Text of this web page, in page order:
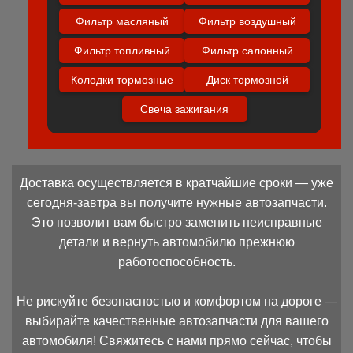
Фильтр масляный Фильтр воздушный
Фильтр топливный Фильтр салонный
Колодки тормозные Диск тормозной
Свеча зажигания
Доставка осуществляется в кратчайшие сроки — уже
сегодня-завтра вы получите нужные автозапчасти.
Это позволит вам быстро заменить неисправные
детали и вернуть автомобилю прежнюю
работоспособность.
Не рискуйте безопасностью и комфортом на дороге —
выбирайте качественные автозапчасти для вашего
автомобиля! Свяжитесь с нами прямо сейчас, чтобы